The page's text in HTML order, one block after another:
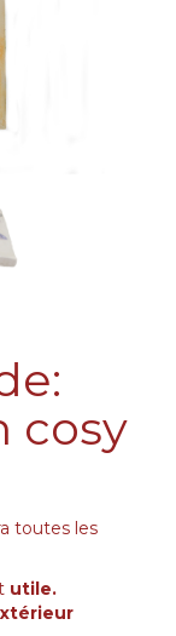
cosy
toutes les
utile.